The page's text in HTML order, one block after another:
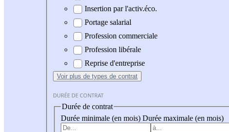
Insertion par l'activ.éco.
Portage salarial
Profession commerciale
Profession libérale
Reprise d'entreprise
Voir plus de types de contrat
DURÉE DE CONTRAT
Durée de contrat
Durée minimale (en mois) Durée maximale (en mois)